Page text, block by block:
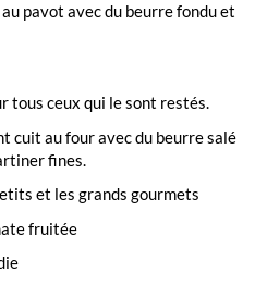
pavot avec du beurre fondu et
tous ceux qui le sont restés.
cuit au four avec du beurre salé
fines.
et les grands gourmets
fruitée